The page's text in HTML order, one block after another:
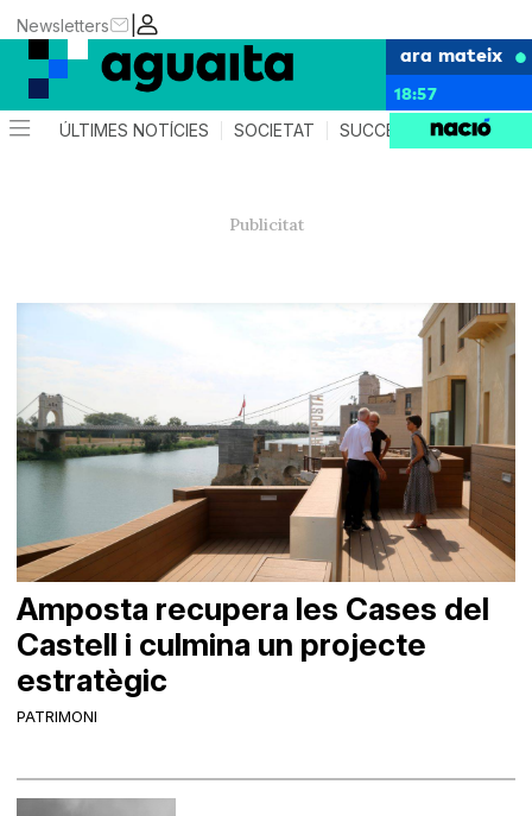
|
Newsletters
ara mateix
18:57
ÚLTIMES NOTÍCIES SOCIETAT SUCCESSOS AGENDA
PATRIMONI
Amposta recupera les Cases del
Castell i culmina un projecte
estratègic